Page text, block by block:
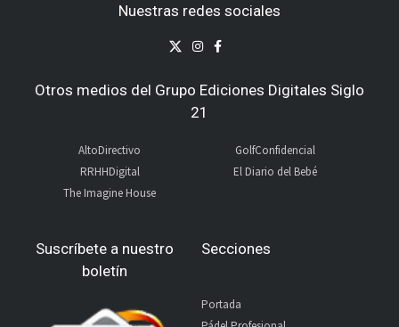
Nuestras redes sociales
Otros medios del Grupo Ediciones Digitales Siglo
21
AltoDirectivo
RRHHDigital
The Imagine House
GolfConfidencial
El Diario del Bebé
Suscríbete a nuestro
boletín
Secciones
Portada